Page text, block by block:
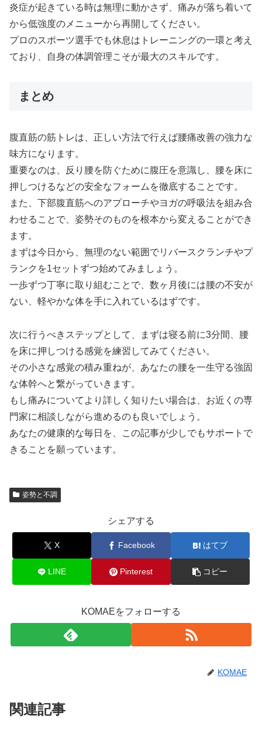
炎症が起きている時は無理に動かさず、痛みが落ち着いて
から低強度のメニューから再開してください。
プロのスポーツ選手でも休息はトレーニングの一環と考え
ており、自身の体調管理こそが最大のスキルです。
まとめ
腹直筋の筋トレは、正しい方法で行えば腰痛改善の強力な
味方になります。
重要なのは、反り腰を防ぐために腹圧を意識し、腰を床に
押しつけるなどの安全なフォームを徹底することです。
また、下部腹直筋へのアプローチやヨガの呼吸法を組み合
わせることで、姿勢そのものを根本から変えることができ
ます。
まずは今日から、無理のない範囲でリバースクランチやプ
ランクを1セットずつ始めてみましょう。
一歩ずつ丁寧に取り組むことで、数ヶ月後には腰の不安が
ない、軽やかな体を手に入れているはずです。
次に行うべきステップとして、まずは寝る前に3分間、腰
を床に押しつける感覚を練習してみてください。
その小さな感覚の積み重ねが、あなたの腰を一生守る強固
な体幹へと繋がっていきます。
もし痛みについてより詳しく知りたい場合は、お近くの専
門家に相談しながら進めるのも良いでしょう。
あなたの健康的な毎日を、この記事が少しでもサポートで
きることを願っています。
姿勢と不調
シェアする
X Facebook はてブ
LINE Pinterest コピー
KOMAEをフォローする
KOMAE
関連記事